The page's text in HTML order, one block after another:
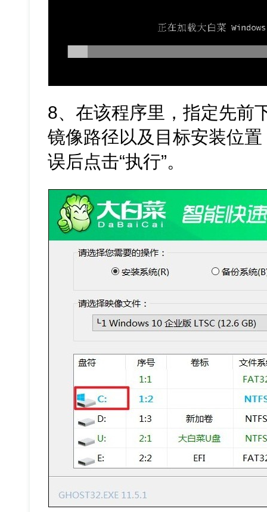
8、在该程序里，指定先前
镜像路径以及目标安装位
误后点击“执行”。